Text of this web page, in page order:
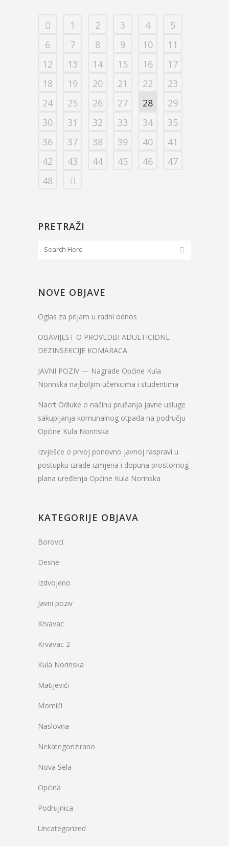
1 2 3 4
5
6
7 8 9 10
11
12
13 14 15 16
17
18
19 20 21 22
23
24
25 26 27 28
29
30
31 32 33 34
35
36
37 38 39 40
41
42
43 44 45 46
47
48
PRETRAŽI
NOVE OBJAVE
Oglas za prijam u radni odnos
OBAVIJEST O PROVEDBI ADULTICIDNE
DEZINSEKCIJE KOMARACA
JAVNI POZIV — Nagrade Općine Kula
Norinska najboljim učenicima i studentima
Nacrt Odluke o načinu pružanja javne usluge
sakupljanja komunalnog otpada na području
Općine Kula Norinska
Izvješće o prvoj ponovno javnoj raspravi u
postupku izrade izmjena i dopuna prostornog
plana uređenja Općine Kula Norinska
KATEGORIJE OBJAVA
Borovci
Desne
Izdvojeno
Javni poziv
Krvavac
Krvavac 2
Kula Norinska
Matijevići
Momići
Naslovna
Nekategorizirano
Nova Sela
Općina
Podrujnica
Uncategorized